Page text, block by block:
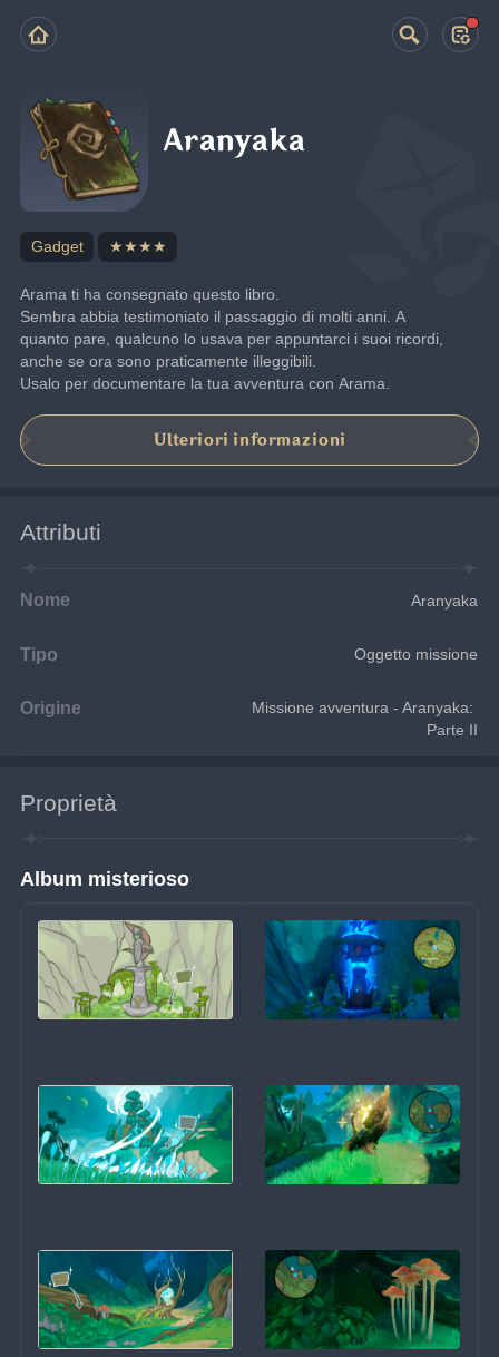
Aranyaka
Gadget ★★★★
Arama ti ha consegnato questo libro.
Sembra abbia testimoniato il passaggio di molti anni. A
quanto pare, qualcuno lo usava per appuntarci i suoi ricordi,
anche se ora sono praticamente illeggibili.
Usalo per documentare la tua avventura con Arama.
Ulteriori informazioni
Attributi
Nome Aranyaka
Tipo Oggetto missione
Origine
Missione avventura - Aranyaka:
Parte II
Proprietà
Album misterioso